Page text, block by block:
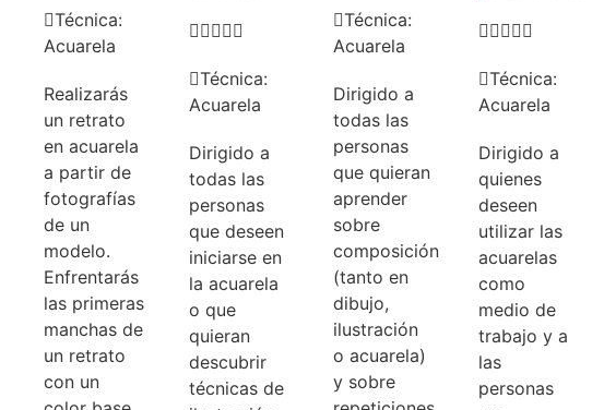
Técnica:
Acuarela
Realizarás
un retrato
en acuarela
a partir de
fotografías
de un
modelo.
Enfrentarás
las primeras
manchas de
un retrato
con un

Técnica:
Acuarela
Dirigido a
todas las
personas
que deseen
iniciarse en
la acuarela
o que
quieran
descubrir
técnicas de
Técnica:
Acuarela
Dirigido a
todas las
personas
que quieran
aprender
sobre
composición
(tanto en
dibujo,
ilustración
o acuarela)
y sobre

Técnica:
Acuarela
Dirigido a
quienes
deseen
utilizar las
acuarelas
como
medio de
trabajo y a
las
personas